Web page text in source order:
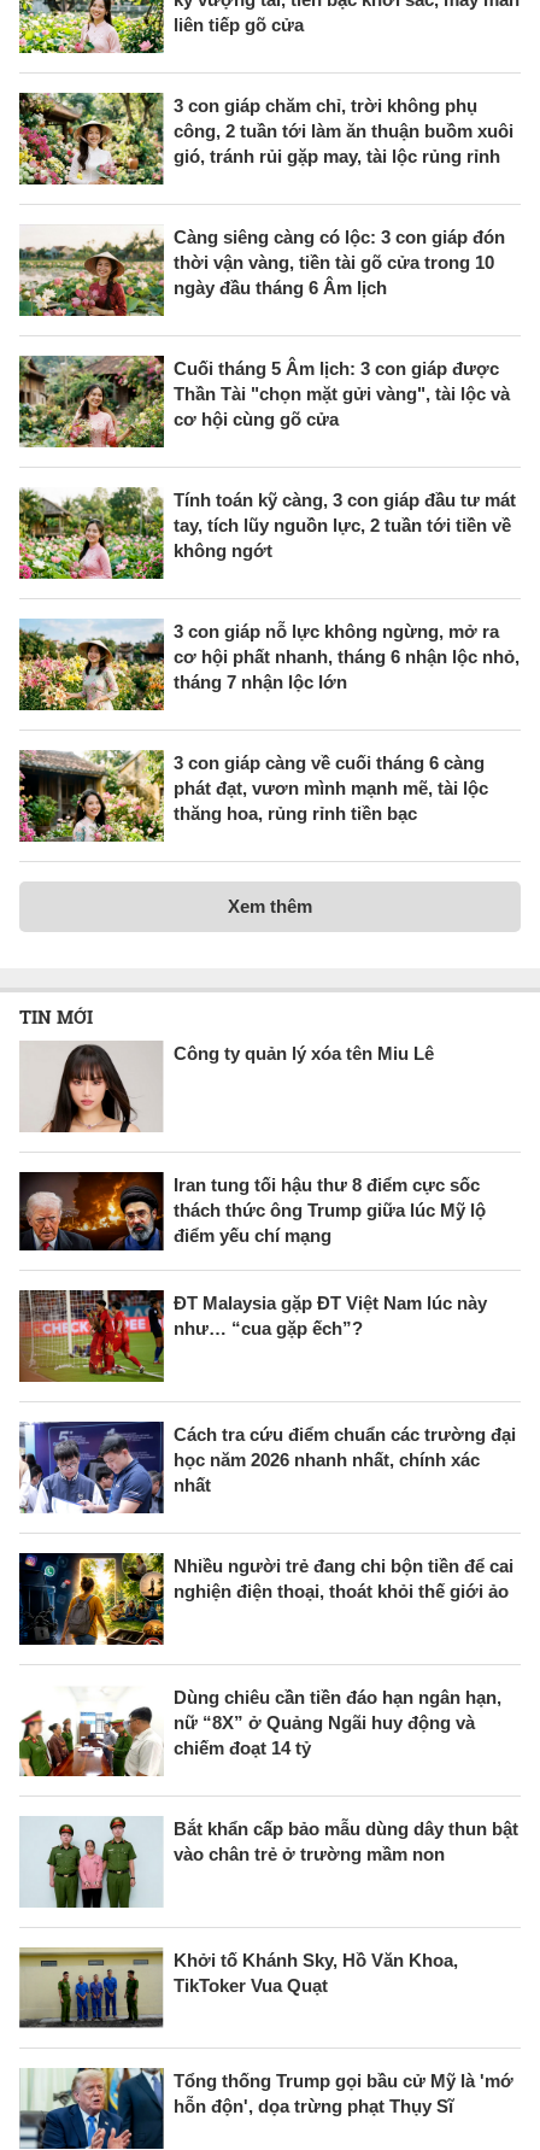
liên tiếp gõ cửa
3 con giáp chăm chỉ, trời không phụ
công, 2 tuần tới làm ăn thuận buồm xuôi
gió, tránh rủi gặp may, tài lộc rủng rỉnh
Càng siêng càng có lộc: 3 con giáp đón
thời vận vàng, tiền tài gõ cửa trong 10
ngày đầu tháng 6 Âm lịch
Cuối tháng 5 Âm lịch: 3 con giáp được
Thần Tài "chọn mặt gửi vàng", tài lộc và
cơ hội cùng gõ cửa
Tính toán kỹ càng, 3 con giáp đầu tư mát
tay, tích lũy nguồn lực, 2 tuần tới tiền về
không ngớt
3 con giáp nỗ lực không ngừng, mở ra
cơ hội phất nhanh, tháng 6 nhận lộc nhỏ,
tháng 7 nhận lộc lớn
3 con giáp càng về cuối tháng 6 càng
phát đạt, vươn mình mạnh mẽ, tài lộc
thăng hoa, rủng rỉnh tiền bạc
Xem thêm
TIN MỚI
Công ty quản lý xóa tên Miu Lê
Iran tung tối hậu thư 8 điểm cực sốc
thách thức ông Trump giữa lúc Mỹ lộ
điểm yếu chí mạng
ĐT Malaysia gặp ĐT Việt Nam lúc này
như… “cua gặp ếch”?
Cách tra cứu điểm chuẩn các trường đại
học năm 2026 nhanh nhất, chính xác
nhất
Nhiều người trẻ đang chi bộn tiền để cai
nghiện điện thoại, thoát khỏi thế giới ảo
Dùng chiêu cần tiền đáo hạn ngân hạn,
nữ “8X” ở Quảng Ngãi huy động và
chiếm đoạt 14 tỷ
Bắt khẩn cấp bảo mẫu dùng dây thun bật
vào chân trẻ ở trường mầm non
Khởi tố Khánh Sky, Hồ Văn Khoa,
TikToker Vua Quạt
Tổng thống Trump gọi bầu cử Mỹ là 'mớ
hỗn độn', dọa trừng phạt Thụy Sĩ